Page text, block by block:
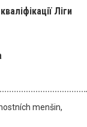
Ліги
menšin,